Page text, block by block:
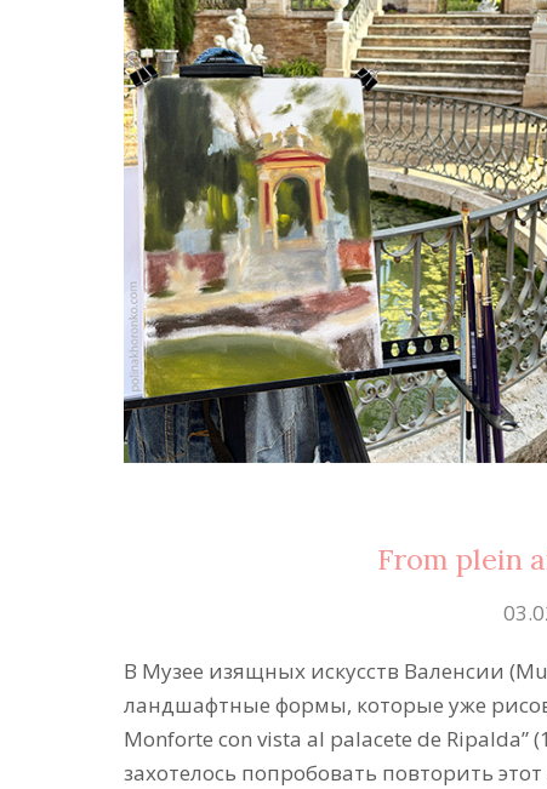
From plein
В Mузее изящных искусств Валенсии
ландшафтные формы, которые уже
Monforte con vista al palacete de Ripalda”
захотелось попробовать повторить